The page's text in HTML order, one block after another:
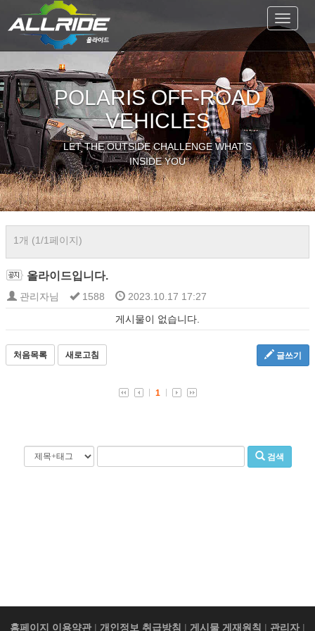
Toggle
POLARIS OFF-ROAD
VEHICLES
LET THE OUTSIDE CHALLENGE WHAT’S
INSIDE YOU
1개 (1/1페이지)
올라이드입니다.
관리자님 1588
2023.10.17 17:27
게시물이 없습니다.
처음목록 새로고침 글쓰기
1
검색
홈페이지 이용약관| 개인정보 취급방침 | 게시물 게재원칙 | 관리자 |